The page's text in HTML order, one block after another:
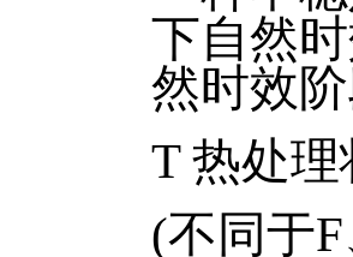
下自然
然时效
T 热处理
(不同于